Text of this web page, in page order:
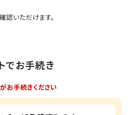
認いただけます。
でお手続き
お手続きください